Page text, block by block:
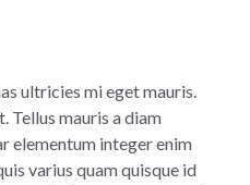
ultricies mi eget mauris.
Tellus mauris a diam
elementum integer enim
varius quam quisque id